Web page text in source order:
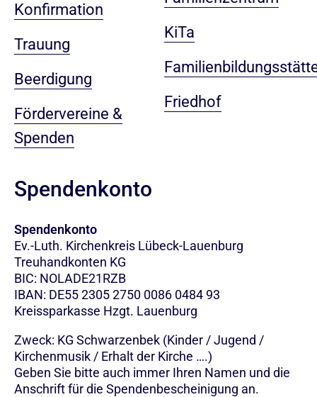
Konfirmation
Trauung
Beerdigung
Fördervereine &
Spenden
KiTa
Friedhof
Spendenkonto
Spendenkonto
Ev.-Luth. Kirchenkreis Lübeck-Lauenburg
Treuhandkonten KG
BIC: NOLADE21RZB
IBAN: DE55 2305 2750 0086 0484 93
Kreissparkasse Hzgt. Lauenburg
Zweck: KG Schwarzenbek (Kinder / Jugend /
Kirchenmusik / Erhalt der Kirche ….)
Geben Sie bitte auch immer Ihren Namen und die
Anschrift für die Spendenbescheinigung an.